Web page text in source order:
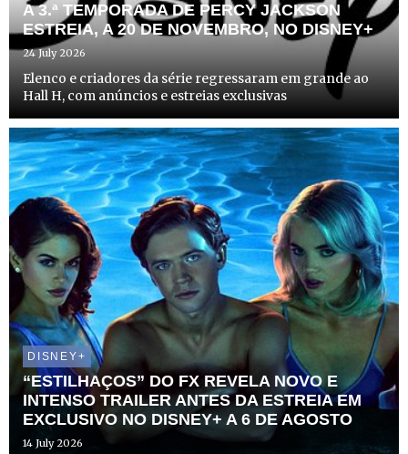
A 3.ª TEMPORADA DE PERCY JACKSON
ESTREIA, A 20 DE NOVEMBRO, NO DISNEY+
24 July 2026
Elenco e criadores da série regressaram em grande ao
Hall H, com anúncios e estreias exclusivas
DISNEY+
“ESTILHAÇOS” DO FX REVELA NOVO E
INTENSO TRAILER ANTES DA ESTREIA EM
EXCLUSIVO NO DISNEY+ A 6 DE AGOSTO
14 July 2026